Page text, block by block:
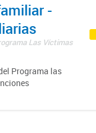
-
Las Víctimas
Programa las